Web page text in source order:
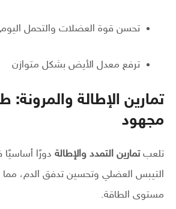
تحسن قوة العضلات والتحمل
ترفع معدل الأيض بشكل متوازن
تمارين الإطالة والمرونة:
مجهود
تلعبتمارين التمدد والإطالة دورًا
التيبس العضلي وتحسين تدفق الدم،
مستوى الطاقة.